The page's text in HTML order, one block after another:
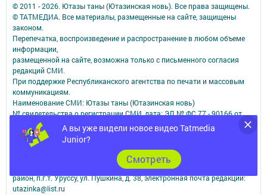
А вы уже видели новое видео Tatmedia
Junior?
Cмотреть
© 2011 - 2026. Ютазы таны (Ютазинская новь). Все права защищены.
© ТАТМЕДИА. Все материалы, размещенные на сайте, защищены
законом.
Перепечатка, воспроизведение и распространение в любом объеме
информации,
размещенной на сайте, возможна только с письменного согласия
редакций СМИ.
При поддержке Республиканского агентства по печати и массовым
коммуникациям.
Наименование СМИ: Ютазы таны (Ютазинская новь)
№ свидетельства о регистрации СМИ, дата: ЭЛ № ФС 77 - 90166 от
07.10.2025
выдано Федеральной службой по надзору в сфере связи,
информационных технологий и массовых коммуникаций
ФИО главного редактора: Давлетбаева Юлия Рамазановна
Адрес редакции: 423950, Россия, Республика Татарстан,Ютазинский
район, п.г.т. Уруссу, ул. Пушкина, д. 38, электронная почта редакции:
utazinka@list.ru